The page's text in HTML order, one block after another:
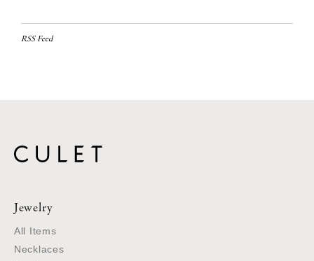
RSS Feed
Jewelry
All Items
Necklaces